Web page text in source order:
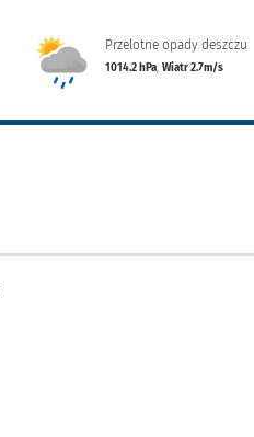
Przelotne opady deszczu
1014.2 hPa,Wiatr 2.7m/s